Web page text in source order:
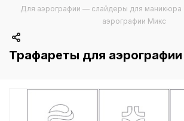
Для аэрографии — слайдеры для маникюра
аэрографии Микс
Трафареты для